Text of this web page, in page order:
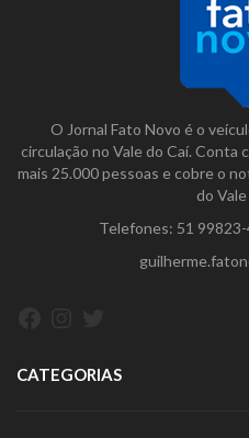
O Jornal Fato Novo é o
circulação no Vale do Caí. Conta
mais 25.000 pessoas e cobre o
do
Telefones: 51
CATEGORIAS